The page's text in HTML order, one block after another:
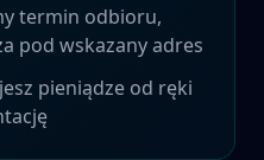
termin odbioru,
pod wskazany adres
pieniądze od ręki